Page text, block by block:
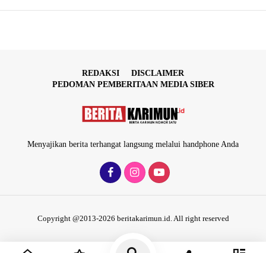
REDAKSI
DISCLAIMER
PEDOMAN PEMBERITAAN MEDIA SIBER
Menyajikan berita terhangat langsung melalui handphone Anda
Copyright @2013-2026 beritakarimun.id. All right reserved